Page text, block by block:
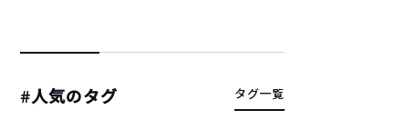
#人気のタグ タグ一覧